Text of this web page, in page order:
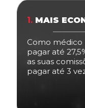
1. MAIS
Como médico
pagar até
as suas
pagar até 3